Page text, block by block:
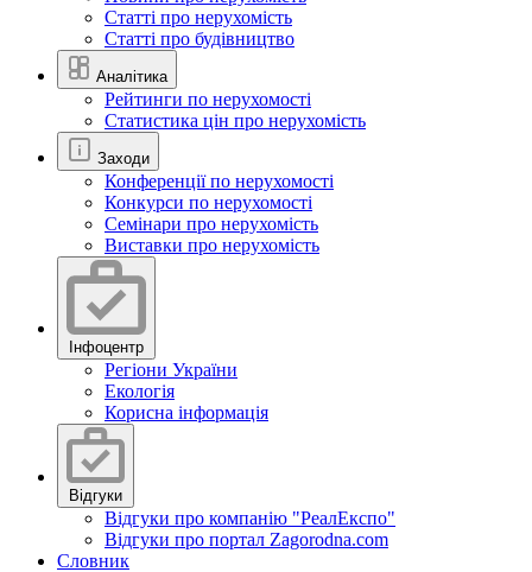
Статті про нерухомість
Статті про будівництво
Аналітика
Рейтинги по нерухомості
Статистика цін про нерухомість
Заходи
Конференції по нерухомості
Конкурси по нерухомості
Семінари про нерухомість
Виставки про нерухомість
Інфоцентр
Регіони України
Екологія
Корисна інформація
Відгуки
Відгуки про компанію "РеалЕкспо"
Відгуки про портал Zagorodna.com
Словник